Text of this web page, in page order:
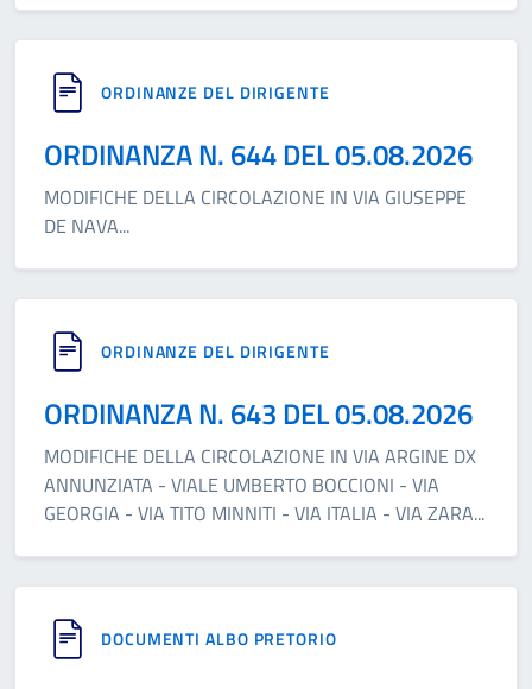
ORDINANZE DEL DIRIGENTE
ORDINANZA N. 644 DEL 05.08.2026
MODIFICHE DELLA CIRCOLAZIONE IN VIA GIUSEPPE
DE NAVA...
ORDINANZE DEL DIRIGENTE
ORDINANZA N. 643 DEL 05.08.2026
MODIFICHE DELLA CIRCOLAZIONE IN VIA ARGINE DX
ANNUNZIATA - VIALE UMBERTO BOCCIONI - VIA
GEORGIA - VIA TITO MINNITI - VIA ITALIA - VIA ZARA...
DOCUMENTI ALBO PRETORIO